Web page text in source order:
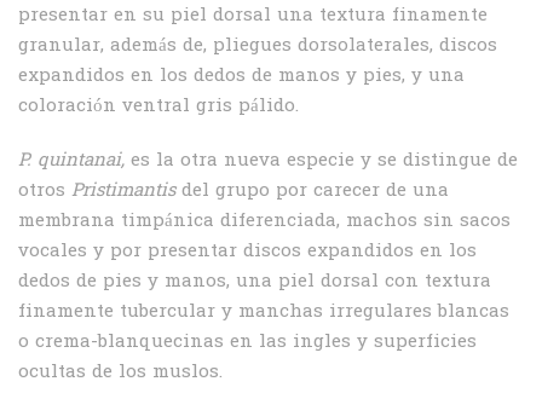
presentar en su piel dorsal una textura finamente
granular, además de, pliegues dorsolaterales, discos
expandidos en los dedos de manos y pies, y una
coloración ventral gris pálido.
P. quintanai, es la otra nueva especie y se distingue de
otros Pristimantisdel grupo por carecer de una
membrana timpánica diferenciada, machos sin sacos
vocales y por presentar discos expandidos en los
dedos de pies y manos, una piel dorsal con textura
finamente tubercular y manchas irregulares blancas
o crema-blanquecinas en las ingles y superficies
ocultas de los muslos.